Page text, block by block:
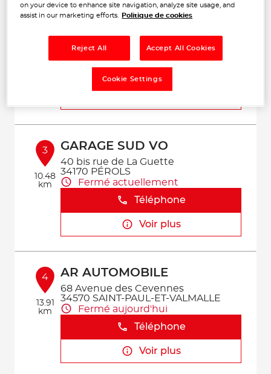
km
GARAGE VASSALLO
470 Avenue des Etats du Languedoc
34000 MONTPELLIER
3
10.48
km
GARAGE SUD VO
40 bis rue de La Guette
34170 PÉROLS
Fermé actuellement
Téléphone
Voir plus
4
13.91
km
AR AUTOMOBILE
68 Avenue des Cevennes
34570 SAINT-PAUL-ET-VALMALLE
Fermé aujourd'hui
Téléphone
Voir plus
on your device to enhance site navigation, analyze site usage, and
assist in our marketing efforts.
Politique de cookies
Reject All Accept All Cookies
Cookie Settings